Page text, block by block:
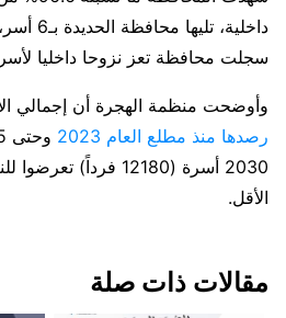
داخلية،
سجلت محافظة تعز نزوحا داخليا
وأوضحت منظمة الهجرة أن إجمالي
رصدها منذ مطلع العام 2023
2030 أسرة (12180
الأقل.
مقالات ذات صلة